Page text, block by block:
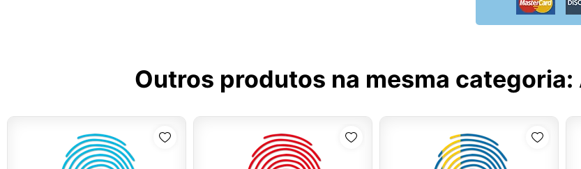
Outros produtos na mesma categoria: